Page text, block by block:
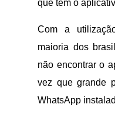
que tem o
Com a
maioria dos
não encontrar o
vez que grande
WhatsApp